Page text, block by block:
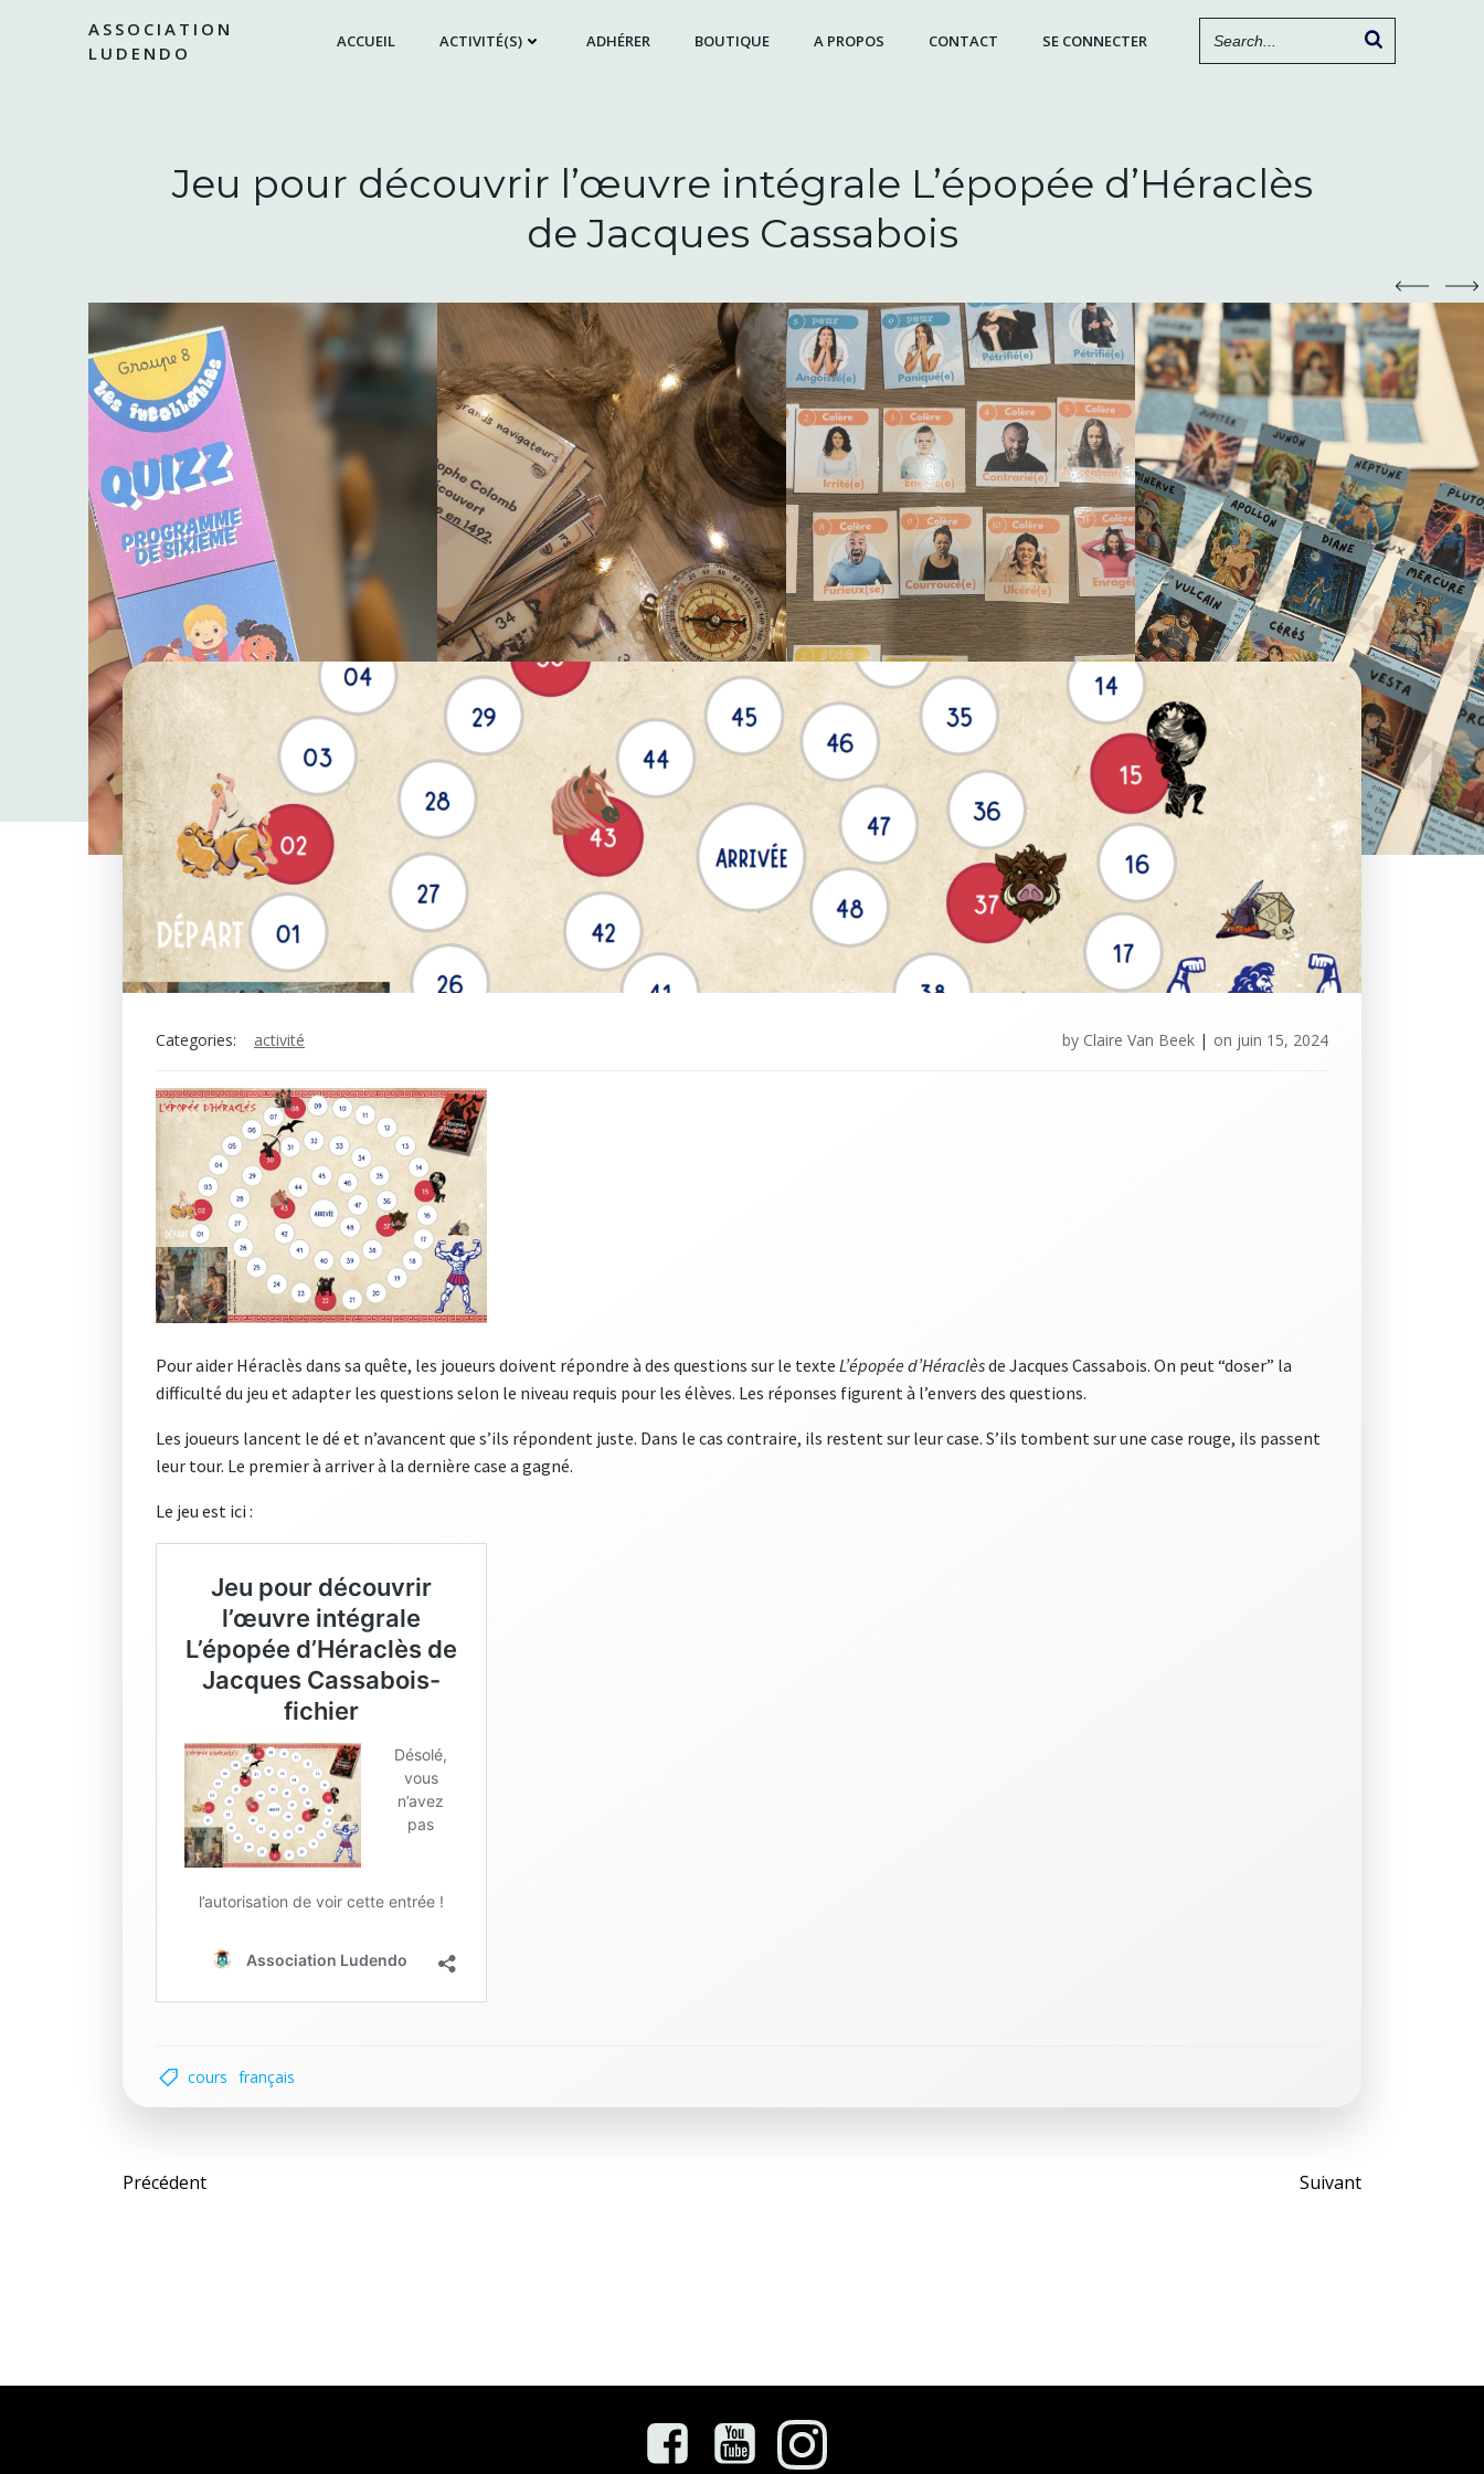
ASSOCIATION
LUDENDO
ACCUEIL ACTIVITÉ(S) ADHÉRER BOUTIQUE A PROPOS CONTACT SE CONNECTER
Jeu pour découvrir l’œuvre intégrale L’épopée d’Héraclès
de Jacques Cassabois
Categories: activité by Claire Van Beek | on juin 15, 2024
Pour aider Héraclès dans sa quête, les joueurs doivent répondre à des questions sur le texte L’épopée d’Héraclèsde Jacques Cassabois. On peut “doser” la
difficulté du jeu et adapter les questions selon le niveau requis pour les élèves. Les réponses figurent à l’envers des questions.
Les joueurs lancent le dé et n’avancent que s’ils répondent juste. Dans le cas contraire, ils restent sur leur case. S’ils tombent sur une case rouge, ils passent
leur tour. Le premier à arriver à la dernière case a gagné.
Le jeu est ici :
cours français
Post
Précédent
Post
Suivant